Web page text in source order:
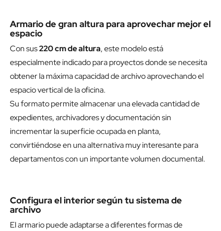
Armario de gran altura para aprovechar mejor el
espacio
Con sus220 cm de altura, este modelo está
especialmente indicado para proyectos donde se necesita
obtener la máxima capacidad de archivo aprovechando el
espacio vertical de la oficina.
Su formato permite almacenar una elevada cantidad de
expedientes, archivadores y documentación sin
incrementar la superficie ocupada en planta,
convirtiéndose en una alternativa muy interesante para
departamentos con un importante volumen documental.
Configura el interior según tu sistema de
archivo
El armario puede adaptarse a diferentes formas de